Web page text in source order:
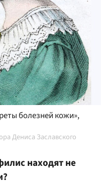
болезней кожи»,
Дениса Заславского
находят не